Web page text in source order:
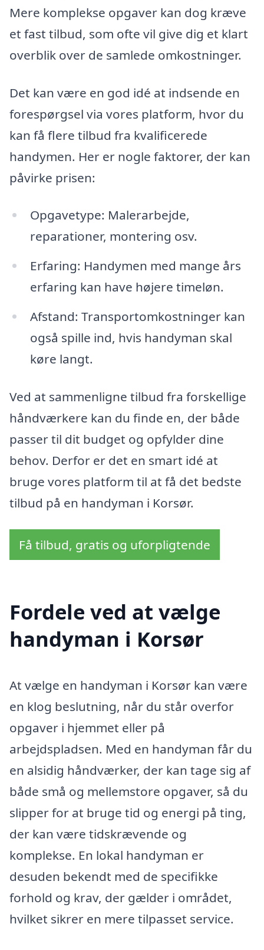
Mere komplekse opgaver kan dog kræve
et fast tilbud, som ofte vil give dig et klart
overblik over de samlede omkostninger.
Det kan være en god idé at indsende en
forespørgsel via vores platform, hvor du
kan få flere tilbud fra kvalificerede
handymen. Her er nogle faktorer, der kan
påvirke prisen:
Opgavetype: Malerarbejde,
reparationer, montering osv.
Erfaring: Handymen med mange års
erfaring kan have højere timeløn.
Afstand: Transportomkostninger kan
også spille ind, hvis handyman skal
køre langt.
Ved at sammenligne tilbud fra forskellige
håndværkere kan du finde en, der både
passer til dit budget og opfylder dine
behov. Derfor er det en smart idé at
bruge vores platform til at få det bedste
tilbud på en handyman i Korsør.
Få tilbud, gratis og uforpligtende
Fordele ved at vælge
handyman i Korsør
At vælge en handyman i Korsør kan være
en klog beslutning, når du står overfor
opgaver i hjemmet eller på
arbejdspladsen. Med en handyman får du
en alsidig håndværker, der kan tage sig af
både små og mellemstore opgaver, så du
slipper for at bruge tid og energi på ting,
der kan være tidskrævende og
komplekse. En lokal handyman er
desuden bekendt med de specifikke
forhold og krav, der gælder i området,
hvilket sikrer en mere tilpasset service.